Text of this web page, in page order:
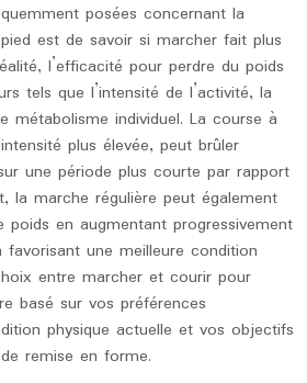
posées concernant la
est de savoir si marcher fait plus
l’efficacité pour perdre du poids
tels que l’intensité de l’activité, la
métabolisme individuel. La course à
plus élevée, peut brûler
une période plus courte par rapport
la marche régulière peut également
en augmentant progressivement
favorisant une meilleure condition
entre marcher et courir pour
basé sur vos préférences
physique actuelle et vos objectifs
remise en forme.